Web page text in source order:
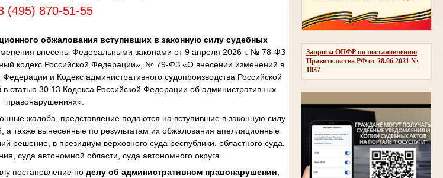
Запросы ОПФР по постановлению
Правительства РФ от 28.06.2021 №
1037
(495) 870-51-55
обжалования вступивших в законную силу судебных
внесены Федеральными законами от 9 апреля 2026 г. № 78-ФЗ
кодекс Российской Федерации», № 79-ФЗ «О внесении изменений в
и Кодекс административного судопроизводства Российской
30.13 Кодекса Российской Федерации об административных
правонарушениях».
жалоба, представление подаются на вступившие в законную силу
также вынесенные по результатам их обжалования апелляционные
решение, в президиум верховного суда республики, областного суда,
суда автономной области, суда автономного округа.
постановление по делу об административном правонарушении,